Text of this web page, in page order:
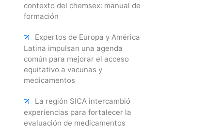
contexto del chemsex: manual de
formación
Expertos de Europa y América
Latina impulsan una agenda
común para mejorar el acceso
equitativo a vacunas y
medicamentos
La región SICA intercambió
experiencias para fortalecer la
evaluación de medicamentos